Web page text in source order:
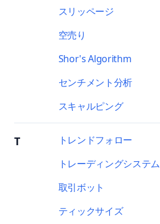
スリッページ
空売り
Shor's Algorithm
センチメント分析
スキャルピング
T
トレンドフォロー
トレーディングシステム
取引ボット
ティックサイズ